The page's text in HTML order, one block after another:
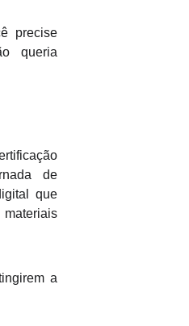
precise
queria
de
que
a